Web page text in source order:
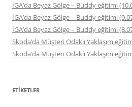
İGA’da Beyaz Gölge – Buddy eğitimi
İGA’da Beyaz Gölge – Buddy eğitimi
İGA’da Beyaz Gölge – Buddy eğitimi
Skoda’da Müşteri Odaklı Yaklaşım
Skoda’da Müşteri Odaklı Yaklaşım
ETIKETLER